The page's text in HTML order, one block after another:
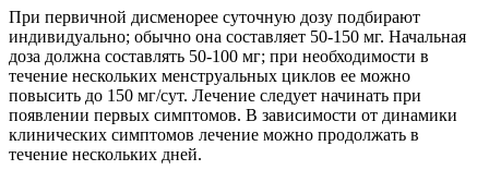
При первичной дисменорее суточную дозу подбирают
индивидуально; обычно она составляет 50-150 мг. Начальная
доза должна составлять 50-100 мг; при необходимости в
течение нескольких менструальных циклов ее можно
повысить до 150 мг/сут. Лечение следует начинать при
появлении первых симптомов. В зависимости от динамики
клинических симптомов лечение можно продолжать в
течение нескольких дней.